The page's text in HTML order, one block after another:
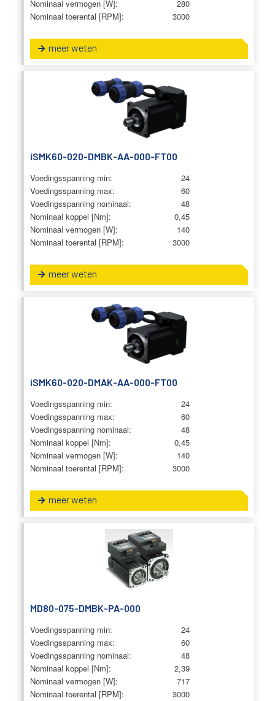
Nominaal vermogen [W]:
280
Nominaal toerental [RPM]:
3000
meer weten
iSMK60-020-DMBK-AA-000-FT00
Voedingsspanning min:
24
Voedingsspanning max:
60
Voedingsspanning nominaal:
48
Nominaal koppel [Nm]:
0,45
Nominaal vermogen [W]:
140
Nominaal toerental [RPM]:
3000
meer weten
iSMK60-020-DMAK-AA-000-FT00
Voedingsspanning min:
24
Voedingsspanning max:
60
Voedingsspanning nominaal:
48
Nominaal koppel [Nm]:
0,45
Nominaal vermogen [W]:
140
Nominaal toerental [RPM]:
3000
meer weten
MD80-075-DMBK-PA-000
Voedingsspanning min:
24
Voedingsspanning max:
60
Voedingsspanning nominaal:
48
Nominaal koppel [Nm]:
2,39
Nominaal vermogen [W]:
717
Nominaal toerental [RPM]:
3000